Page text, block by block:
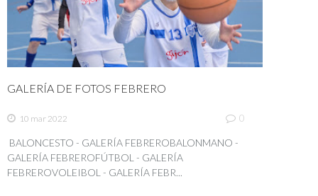
GALERÍA DE FOTOS FEBRERO
10 mar 2022 0
BALONCESTO - GALERÍA FEBREROBALONMANO -
GALERÍA FEBREROFÚTBOL - GALERÍA
FEBREROVOLEIBOL - GALERÍA FEBR...